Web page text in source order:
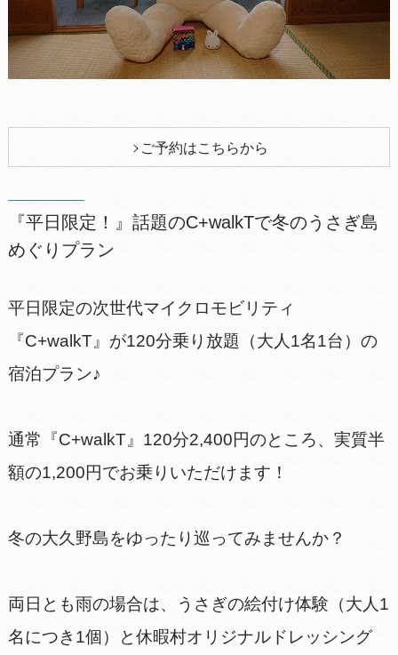
ご予約はこちらから
『平日限定！』話題のC+walkTで冬のうさぎ島
めぐりプラン
平日限定の次世代マイクロモビリティ
『C+walkT』が120分乗り放題（大人1名1台）の
宿泊プラン♪
通常『C+walkT』120分2,400円のところ、実質半
額の1,200円でお乗りいただけます！
冬の大久野島をゆったり巡ってみませんか？
両日とも雨の場合は、うさぎの絵付け体験（大人1
名につき1個）と休暇村オリジナルドレッシング